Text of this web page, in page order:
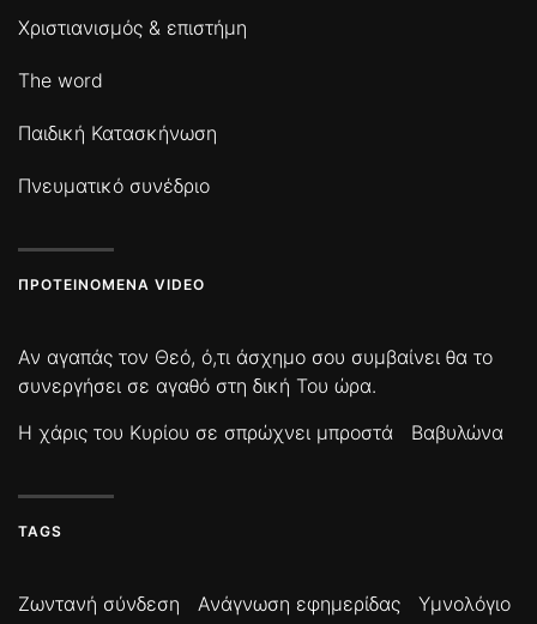
Χριστιανισμός & επιστήμη
The word
Παιδική Κατασκήνωση
Πνευματικό συνέδριο
ΠΡΟΤΕΙΝΌΜΕΝΑ VIDEO
Αν αγαπάς τον Θεό, ό,τι άσχημο σου συμβαίνει θα το
συνεργήσει σε αγαθό στη δική Του ώρα.
Η χάρις του Κυρίου σε σπρώχνει μπροστά
Βαβυλώνα
TAGS
Ζωντανή σύνδεση Ανάγνωση εφημερίδας
Υμνολόγιο